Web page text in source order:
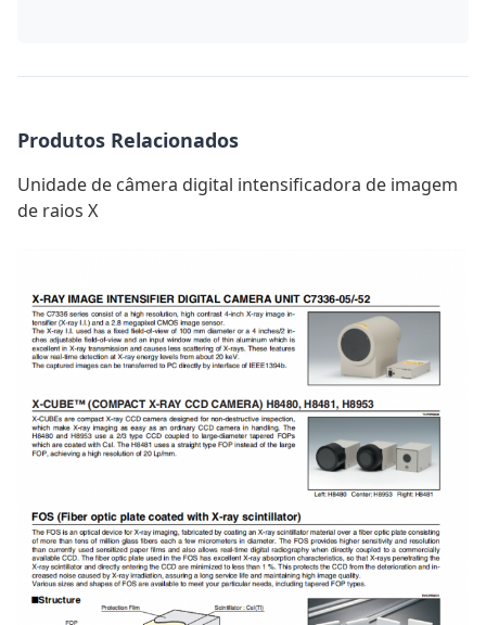
Produtos Relacionados
Unidade de câmera digital intensificadora de imagem
de raios X